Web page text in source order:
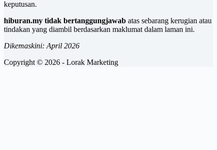
keputusan.
hiburan.my tidak bertanggungjawab atas sebarang kerugian atau
tindakan yang diambil berdasarkan maklumat dalam laman ini.
Dikemaskini: April 2026
Copyright © 2026 - Lorak Marketing